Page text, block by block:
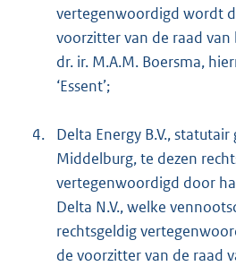
vertegenwoordigd wordt
voorzitter van de raad van
dr. ir. M.A.M. Boersma,
‘Essent’;
4.
Delta Energy B.V.,
Middelburg, te dezen
vertegenwoordigd door
Delta N.V., welke
rechtsgeldig
de voorzitter van de raad